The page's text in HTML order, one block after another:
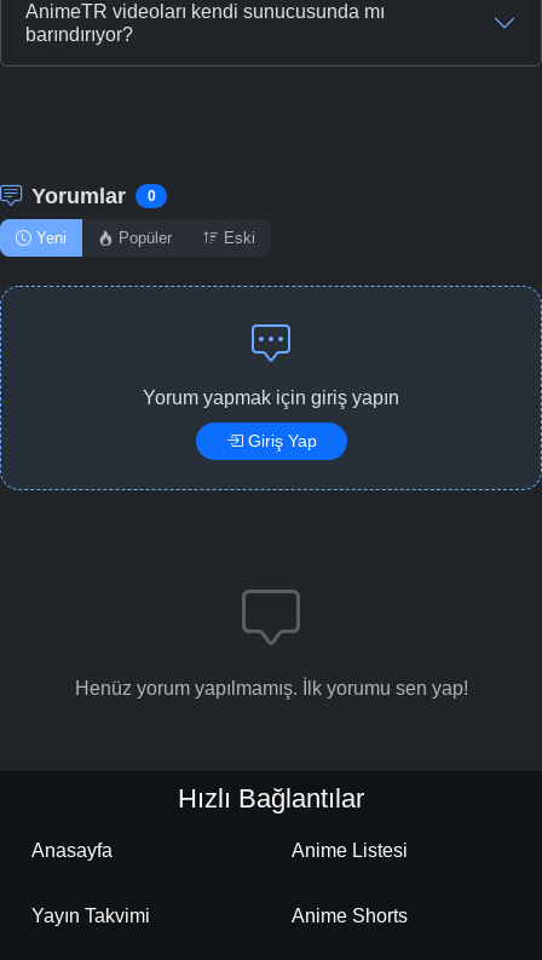
AnimeTR videoları kendi sunucusunda mı
barındırıyor?
Yorumlar 0
Yeni Popüler Eski
Yorum yapmak için giriş yapın
Giriş Yap
Henüz yorum yapılmamış. İlk yorumu sen yap!
Hızlı Bağlantılar
Anasayfa Anime Listesi
Yayın Takvimi Anime Shorts